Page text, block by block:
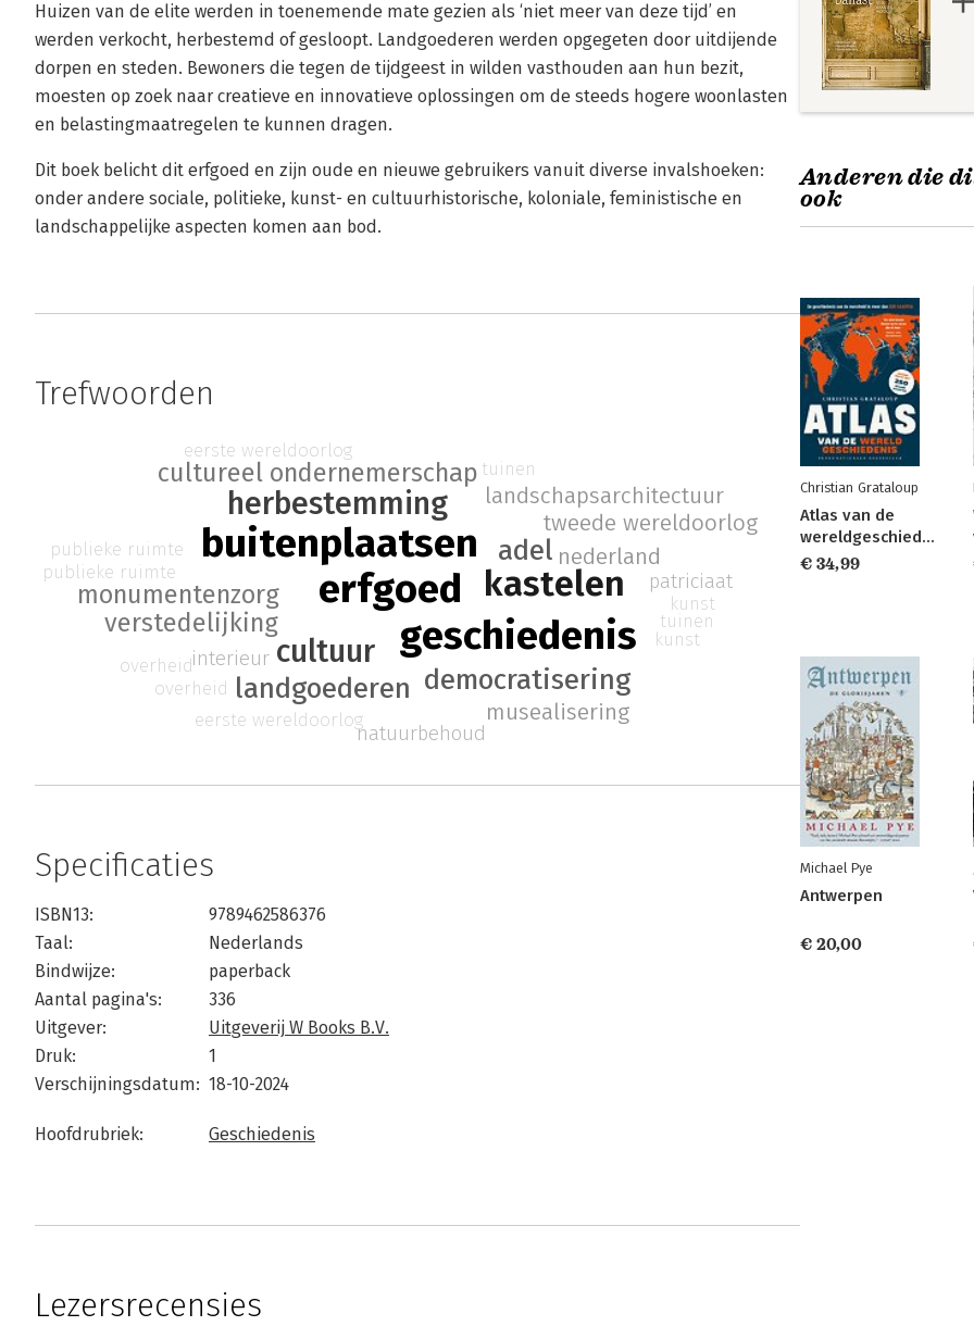
Huizen van de elite werden in toenemende mate gezien als ‘niet meer van deze tijd’ en
werden verkocht, herbestemd of gesloopt. Landgoederen werden opgegeten door uitdijende
dorpen en steden. Bewoners die tegen de tijdgeest in wilden vasthouden aan hun bezit,
moesten op zoek naar creatieve en innovatieve oplossingen om de steeds hogere woonlasten
en belastingmaatregelen te kunnen dragen.
Dit boek belicht dit erfgoed en zijn oude en nieuwe gebruikers vanuit diverse invalshoeken:
onder andere sociale, politieke, kunst- en cultuurhistorische, koloniale, feministische en
landschappelijke aspecten komen aan bod.
Trefwoorden
erfgoed
buitenplaatsen
geschiedenis
kastelen
herbestemming
cultuur
adel
democratisering
landgoederen
verstedelijking
cultureel ondernemerschap
monumentenzorg
landschapsarchitectuur
tweede wereldoorlog
nederland
musealisering
natuurbehoud
interieur
patriciaat
eerste wereldoorlog
publieke ruimte
tuinen
kunst
overheid
eerste wereldoorlog
publieke ruimte
tuinen
kunst
overheid
Specificaties
ISBN13:
9789462586376
Taal:
Nederlands
Bindwijze:
paperback
Aantal pagina's:
336
Uitgever:
Uitgeverij W Books B.V.
Druk:
1
Verschijningsdatum: 18-10-2024
Hoofdrubriek: Geschiedenis
Lezersrecensies
Anderen die
ook
Christian Grataloup
Atlas van de
wereldgeschiedenis
€ 34,99
Michael Pye
Antwerpen
€ 20,00